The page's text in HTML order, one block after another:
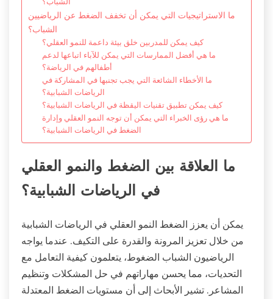
ما الاستراتيجيات التي يمكن أن تخفف الضغط عن الرياضيين
الشباب؟
كيف يمكن للمدربين خلق بيئة داعمة للنمو العقلي؟
ما هي أفضل الممارسات التي يمكن للآباء اتباعها لدعم
أطفالهم في الرياضة؟
ما الأخطاء الشائعة التي يجب تجنبها في المشاركة في
الرياضات الشبابية؟
كيف يمكن تطبيق تقنيات اليقظة في الرياضات الشبابية؟
ما هي رؤى الخبراء التي يمكن أن توجه النمو العقلي وإدارة
الضغط في الرياضات الشبابية؟
ما العلاقة بين الضغط والنمو العقلي
في الرياضات الشبابية؟
يمكن أن يعزز الضغط النمو العقلي في الرياضات الشبابية
من خلال تعزيز المرونة والقدرة على التكيف. عندما يواجه
الرياضيون الشباب الضغوط، يتعلمون كيفية التعامل مع
التحديات، مما يحسن مهاراتهم في حل المشكلات وتنظيم
المشاعر. تشير الأبحاث إلى أن مستويات الضغط المعتدلة